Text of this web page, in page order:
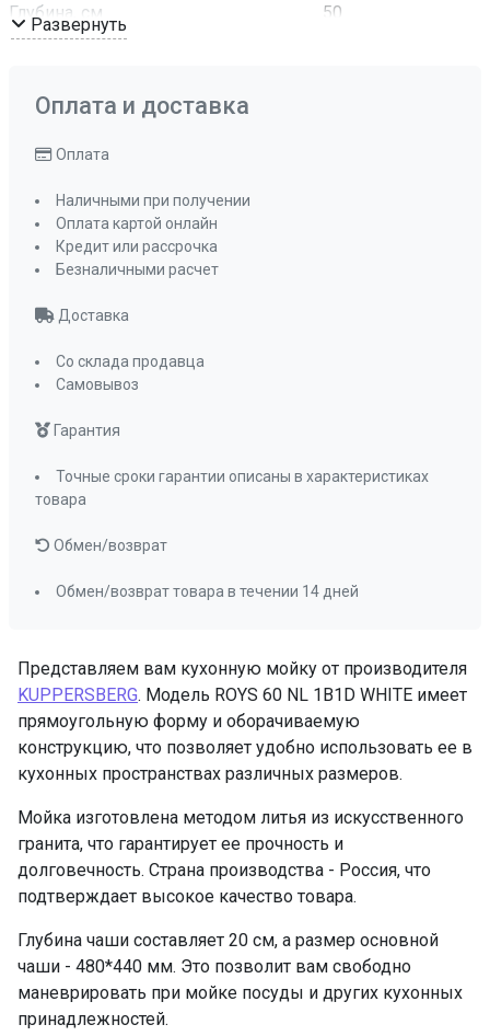
Глубина, см
50
Цвет
ПРОМО Скидка
Развернуть
Представляем вам кухонную мойку от производителя
KUPPERSBERG. Модель ROYS 60 NL 1B1D WHITE имеет
прямоугольную форму и оборачиваемую
конструкцию, что позволяет удобно использовать ее в
кухонных пространствах различных размеров.
Мойка изготовлена методом литья из искусственного
гранита, что гарантирует ее прочность и
долговечность. Страна производства - Россия, что
подтверждает высокое качество товара.
Глубина чаши составляет 20 см, а размер основной
чаши - 480*440 мм. Это позволит вам свободно
маневрировать при мойке посуды и других кухонных
принадлежностей.
Оплата и доставка
Оплата
Наличными при получении
Оплата картой онлайн
Кредит или рассрочка
Безналичными расчет
Доставка
Со склада продавца
Самовывоз
Гарантия
Точные сроки гарантии описаны в характеристиках
товара
Обмен/возврат
Обмен/возврат товара в течении 14 дней